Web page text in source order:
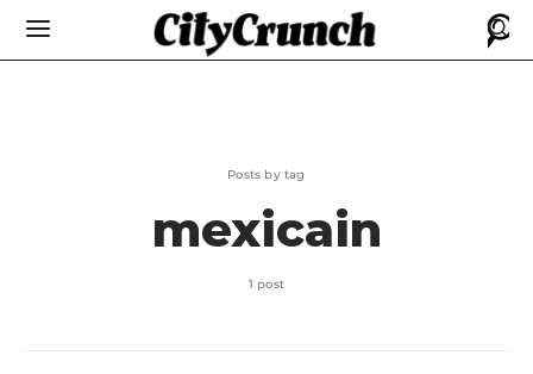
Posts by tag
mexicain
1 post